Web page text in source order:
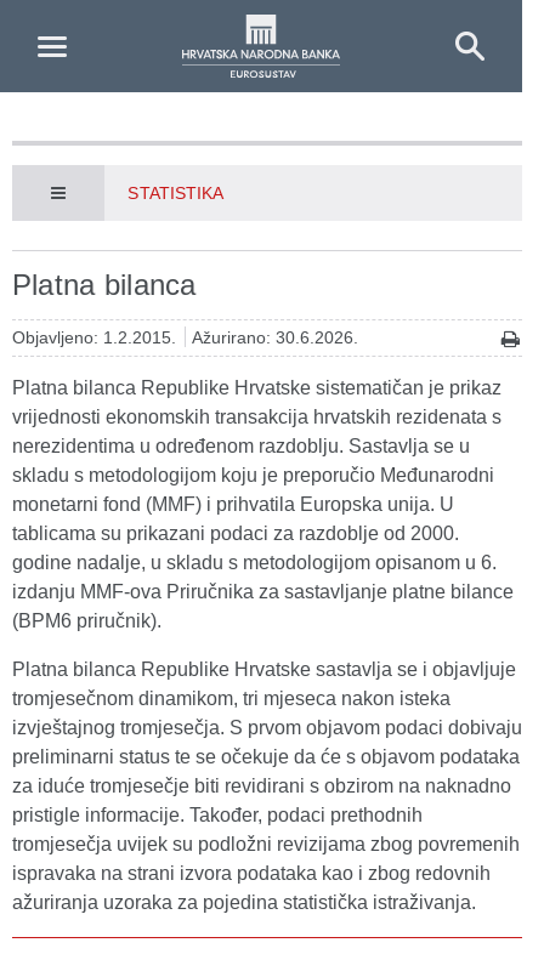
STATISTIKA
Platna bilanca
Objavljeno: 1.2.2015. Ažurirano: 30.6.2026.
Platna bilanca Republike Hrvatske sistematičan je prikaz
vrijednosti ekonomskih transakcija hrvatskih rezidenata s
nerezidentima u određenom razdoblju. Sastavlja se u
skladu s metodologijom koju je preporučio Međunarodni
monetarni fond (MMF) i prihvatila Europska unija. U
tablicama su prikazani podaci za razdoblje od 2000.
godine nadalje, u skladu s metodologijom opisanom u 6.
izdanju MMF-ova Priručnika za sastavljanje platne bilance
(BPM6 priručnik).
Platna bilanca Republike Hrvatske sastavlja se i objavljuje
tromjesečnom dinamikom, tri mjeseca nakon isteka
izvještajnog tromjesečja. S prvom objavom podaci dobivaju
preliminarni status te se očekuje da će s objavom podataka
za iduće tromjesečje biti revidirani s obzirom na naknadno
pristigle informacije. Također, podaci prethodnih
tromjesečja uvijek su podložni revizijama zbog povremenih
ispravaka na strani izvora podataka kao i zbog redovnih
ažuriranja uzoraka za pojedina statistička istraživanja.